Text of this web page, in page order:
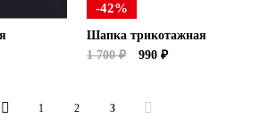
-42%
Шапка трикотажная
1 700 ₽
990 ₽
1 2 3